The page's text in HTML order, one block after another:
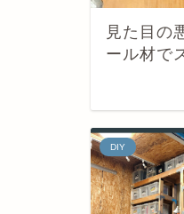
見た目の
ール材で
DIY